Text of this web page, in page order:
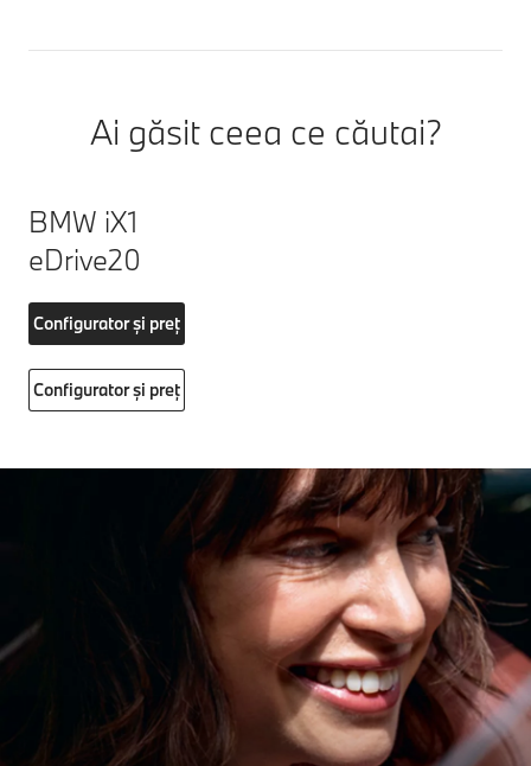
Ai găsit ceea ce căutai?
BMW iX1
eDrive20
Configurator și preț
Configurator și preț